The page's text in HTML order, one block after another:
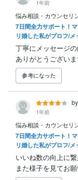
1年前
悩み相談・カウンセリ
7日間全力サポート！
リ婚した私がプロフ/メ
丁寧にメッセージ
ありがとうございま
参考になった
1年前
悩み相談・カウンセリ
7日間全力サポート！
リ婚した私がプロフ/メ
いいね数の向上に繋
また様子を見てお